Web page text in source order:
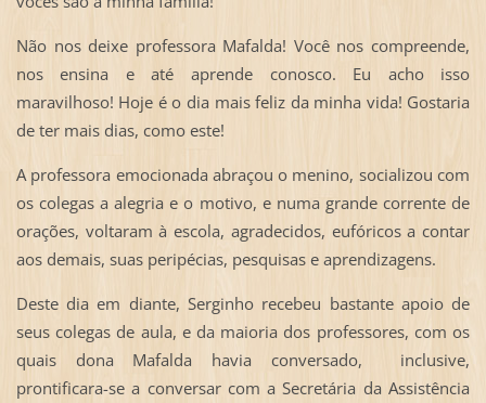
Não nos deixe professora Mafalda! Você nos compreende,
nos ensina e até aprende conosco. Eu acho isso
maravilhoso! Hoje é o dia mais feliz da minha vida! Gostaria
de ter mais dias, como este!
A professora emocionada abraçou o menino, socializou com
os colegas a alegria e o motivo, e numa grande corrente de
orações, voltaram à escola, agradecidos, eufóricos a contar
aos demais, suas peripécias, pesquisas e aprendizagens.
Deste dia em diante, Serginho recebeu bastante apoio de
seus colegas de aula, e da maioria dos professores, com os
quais dona Mafalda havia conversado, inclusive,
prontificara-se a conversar com a Secretária da Assistência